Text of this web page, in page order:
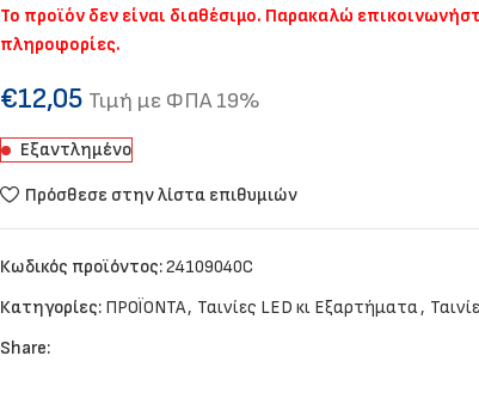
Το προϊόν δεν είναι διαθέσιμο. Παρακαλώ
πληροφορίες.
€12,05 Τιμή με ΦΠΑ 19%
Εξαντλημένο
Πρόσθεσε στην λίστα επιθυμιών
Κωδικός προϊόντος:24109040C
Κατηγορίες: ΠΡΟΪΟΝΤΑ, Ταινίες LED κι Εξαρτήματα,
Share: